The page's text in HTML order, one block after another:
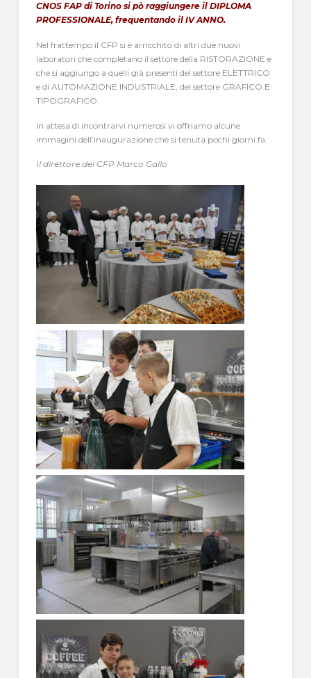
CNOS FAP di Torino si pò raggiungere il DIPLOMA
PROFESSIONALE, frequentando il IV ANNO.
Nel frattempo il CFP si è arricchito di altri due nuovi
laboratori che completano il settore della RISTORAZIONE e
che si aggiungo a quelli già presenti del settore ELETTRICO
e di AUTOMAZIONE INDUSTRIALE, del settore GRAFICO E
TIPOGRAFICO.
In attesa di incontrarvi numerosi vi offriamo alcune
immagini dell’inaugurazione che si tenuta pochi giorni fa.
Il direttore del CFP Marco Gallo